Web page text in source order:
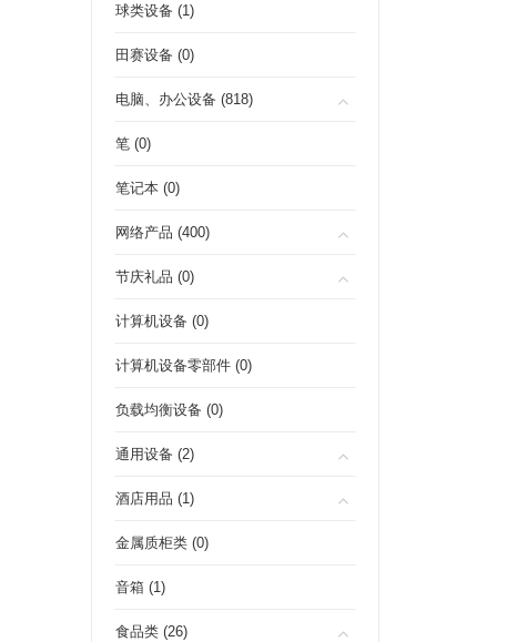
球类设备 (1)
田赛设备 (0)
电脑、办公设备 (818)
笔 (0)
笔记本 (0)
网络产品 (400)
节庆礼品 (0)
计算机设备 (0)
计算机设备零部件 (0)
负载均衡设备 (0)
通用设备 (2)
酒店用品 (1)
金属质柜类 (0)
音箱 (1)
食品类 (26)